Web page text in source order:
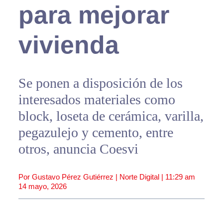
para mejorar
vivienda
Se ponen a disposición de los
interesados materiales como
block, loseta de cerámica, varilla,
pegazulejo y cemento, entre
otros, anuncia Coesvi
Por Gustavo Pérez Gutiérrez | Norte Digital | 11:29 am
14 mayo, 2026